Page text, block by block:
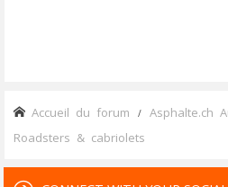
Accueil du forum Asphalte.ch
Roadsters & cabriolets